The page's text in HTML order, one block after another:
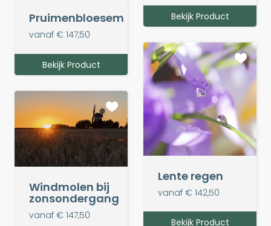
Bekijk Product
Pruimenbloesem
vanaf € 147,50
Bekijk Product
Lente regen
vanaf € 142,50
Bekijk Product
Windmolen bij
zonsondergang
vanaf € 147,50